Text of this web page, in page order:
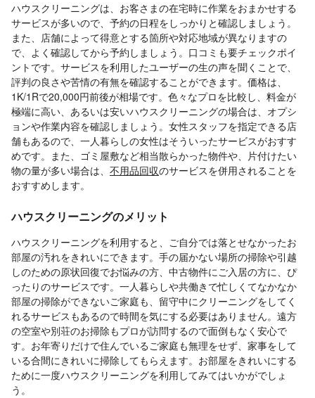
ハウスクリーニングは、お客さまの在宅時に作業をおまかせする
サービスが多いので、予約の日程をしっかりと確認しましょう。
また、店舗によって得意とする箇所や対応地域が異なりますの
で、よく確認してから予約しましょう。口コミも要チェックポイ
ントです。サービスを利用したユーザーの生の声を聞くことで、
評判の良さや苦情の有無を確認することができます。価格は、
1K/1Rで20,000円前後が相場です。色々なプロを比較し、料金が
極端に高い、あるいは安いハウスクリーニングの場合は、オプシ
ョンや作業内容を確認しましょう。女性スタッフを指定できる店
舗もあるので、一人暮らしの女性はそういったサービスがおすす
めです。また、ゴミ屋敷など相当散らかった物件や、片付けたい
物の量が多い場合は、 不用品回収のサービスを併用されることを
おすすめします。
ハウスクリーニングのメリット
ハウスクリーニングを利用すると、ご自分では落とせなかったお
部屋の汚れをきれいにできます。手の届かない場所の掃除や引越
しのための原状回復でお悩みの方、中古物件にご入居の方に、ぴ
ったりのサービスです。一人暮らしや共働きで忙しくてなかなか
部屋の掃除ができないご家庭も、留守中にクリーニングをしてく
れるサービスもあるので時間を気にする必要はありません。遠方
の空室や別荘のお掃除もプロが訪問するので面倒もなく安心で
す。お年寄りだけで住んでいるご家庭も無理をせず、家事をして
いる合間にきれいに掃除してもらえます。お部屋をきれいにする
ために一度ハウスクリーニングを利用してみてはいかがでしょ
う。